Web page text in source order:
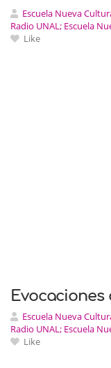
Escuela Nueva
Radio UNAL; Escuela
Like
Evocaciones
Escuela Nueva
Radio UNAL; Escuela
Like